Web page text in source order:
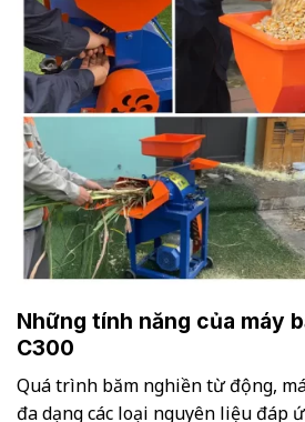
Những tính năng của máy
C300
Quá trình băm nghiền từ động,
đa dạng các loại nguyên liệu đáp